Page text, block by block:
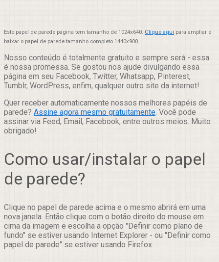
Este papel de parede página tem tamanho de 1024x640. Clique aqui para ampliar e
baixar o papel de parede tamanho completo 1440x900
Nosso conteúdo é totalmente gratuito e sempre será - essa
é nossa promessa. Se gostou nos ajude divulgando essa
página em seu Facebook, Twitter, Whatsapp, Pinterest,
Tumblr, WordPress, enfim, qualquer outro site da internet!
Quer receber automaticamente nossos melhores papéis de
parede? Assine agora mesmo gratuitamente. Você pode
assinar via Feed, Email, Facebook, entre outros meios. Muito
obrigado!
Como usar/instalar o papel
de parede?
Clique no papel de parede acima e o mesmo abrirá em uma
nova janela. Então clique com o botão direito do mouse em
cima da imagem e escolha a opção "Definir como plano de
fundo" se estiver usando Internet Explorer - ou "Definir como
papel de parede" se estiver usando Firefox.